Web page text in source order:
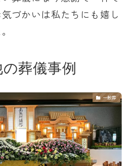
づかいは私たちにも嬉し
。
葬儀事例
一般葬